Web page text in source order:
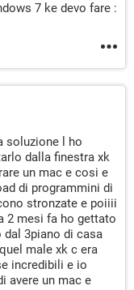
7 ke devo fare :
soluzione l ho
dalla finestra xk
un mac e cosi e
di programmini di
stronzate e poiiii
2 mesi fa ho gettato
3piano di casa
male xk c era
incredibili e io
avere un mac e